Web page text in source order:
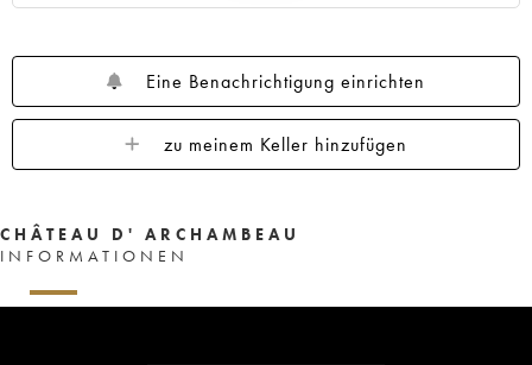
Eine Benachrichtigung einrichten
zu meinem Keller hinzufügen
CHÂTEAU D' ARCHAMBEAU
INFORMATIONEN